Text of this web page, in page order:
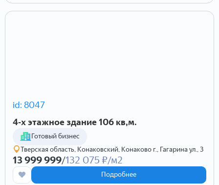
id: 8047
4-х этажное здание 106 кв,м.
Готовый бизнес
Тверская область, Конаковский, Конаково г., Гагарина ул., 3
Подробнее
13 999 999/132 075 ₽/м2